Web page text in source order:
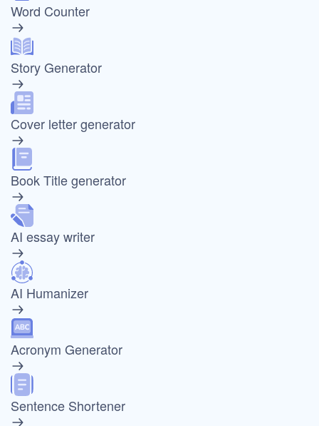
Word Counter
Story Generator
Cover letter generator
Book Title generator
AI essay writer
AI Humanizer
Acronym Generator
Sentence Shortener